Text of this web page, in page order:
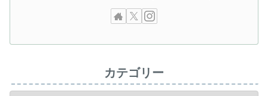
カテゴリー